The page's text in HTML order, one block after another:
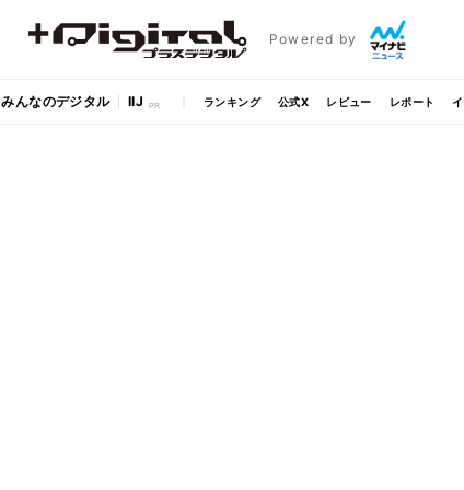
Powered by
みんなのデジタル IIJ ランキング 公式X レビュー レポート